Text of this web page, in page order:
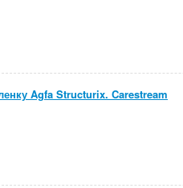
Agfa Structurix. Carestream